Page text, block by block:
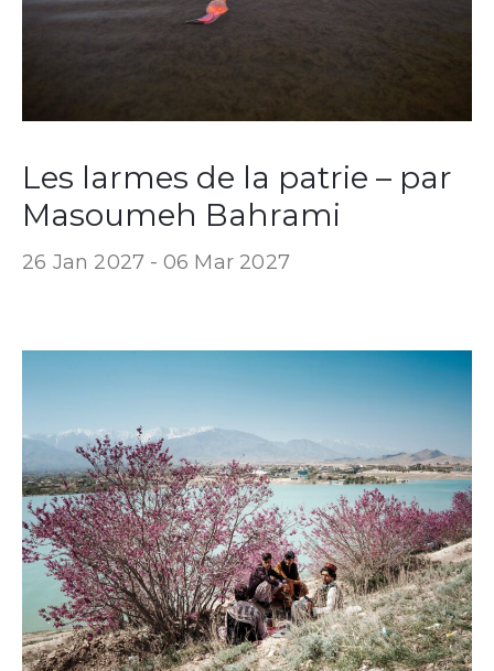
Les larmes de la patrie – par
Masoumeh Bahrami
26 Jan 2027 - 06 Mar 2027